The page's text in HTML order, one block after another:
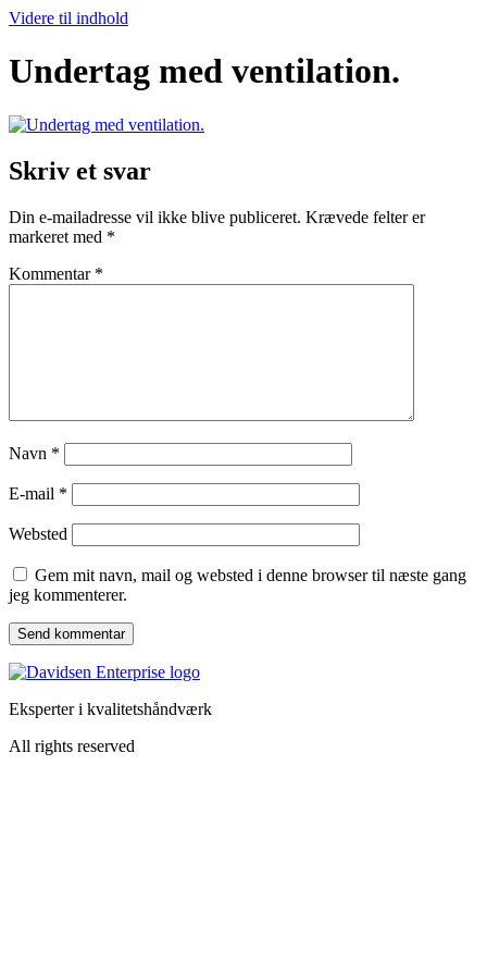
Videre til indhold
Undertag med ventilation.
Skriv et svar
Din e-mailadresse vil ikke blive publiceret. Krævede felter er
markeret med *
Kommentar *
Navn *
E-mail *
Websted
Gem mit navn, mail og websted i denne browser til næste gang
jeg kommenterer.
Eksperter i kvalitetshåndværk
All rights reserved